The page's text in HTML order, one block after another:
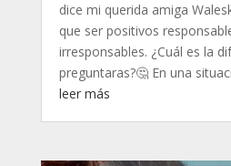
dice mi querida amiga
que ser positivos
irresponsables. ¿Cuál es la
preguntaras?🤔 En una
leer más